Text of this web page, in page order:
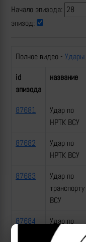
Начало эпизода:
эпизод:
Полное видео - Удары
id
эпизода
название
87681
Удар по
НРТК ВСУ
87682
Удар по
НРТК ВСУ
87683
Удар по
транспорту
ВСУ
87684
Удар по
транспорту